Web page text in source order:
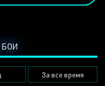
За все время